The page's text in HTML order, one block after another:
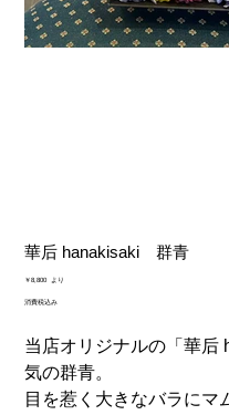
華后 hanakisaki 群青
価
格
￥8,800 より
消費税込み
当店オリジナルの「華后
気の群青。
目を惹く大きなバラにマ